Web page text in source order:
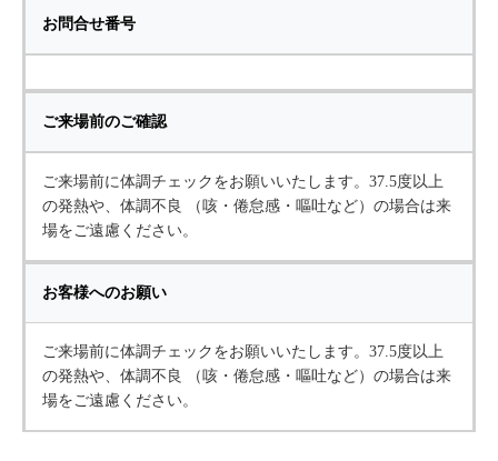
お問合せ番号
ご来場前のご確認
ご来場前に体調チェックをお願いいたします。37.5度以上
の発熱や、体調不良 （咳・倦怠感・嘔吐など）の場合は来
場をご遠慮ください。
お客様へのお願い
ご来場前に体調チェックをお願いいたします。37.5度以上
の発熱や、体調不良 （咳・倦怠感・嘔吐など）の場合は来
場をご遠慮ください。